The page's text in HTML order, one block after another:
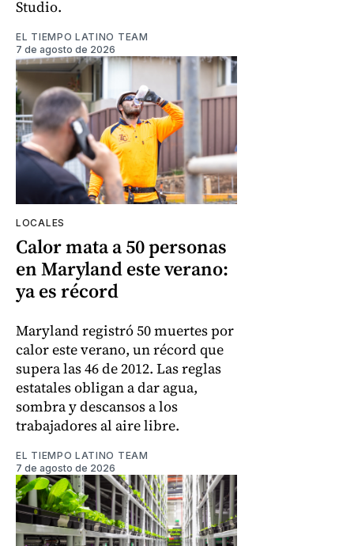
Studio.
EL TIEMPO LATINO TEAM
7 de agosto de 2026
LOCALES
Calor mata a 50 personas
en Maryland este verano:
ya es récord
Maryland registró 50 muertes por
calor este verano, un récord que
supera las 46 de 2012. Las reglas
estatales obligan a dar agua,
sombra y descansos a los
trabajadores al aire libre.
EL TIEMPO LATINO TEAM
7 de agosto de 2026